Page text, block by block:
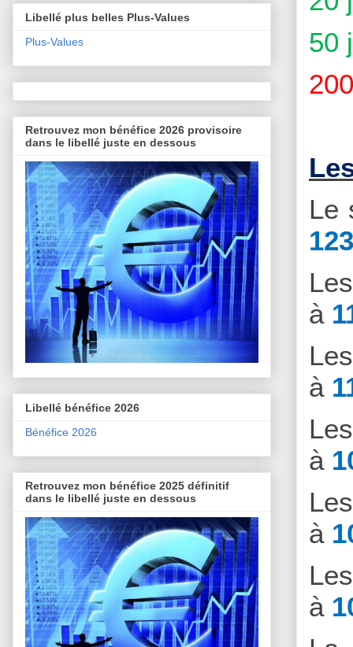
50
Le
à
à
à
à
à
Libellé plus belles Plus-Values
Plus-Values
Retrouvez mon bénéfice 2026 provisoire
dans le libellé juste en dessous
Libellé bénéfice 2026
Bénéfice 2026
Retrouvez mon bénéfice 2025 définitif
dans le libellé juste en dessous